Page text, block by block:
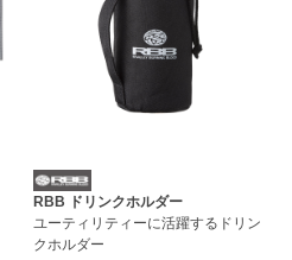
RBB ドリンクホルダー
ユーティリティーに活躍するドリン
クホルダー